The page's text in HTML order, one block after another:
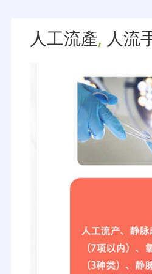
人工流產, 人流